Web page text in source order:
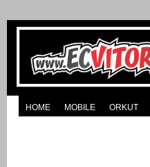
HOME MOBILE ORKUT